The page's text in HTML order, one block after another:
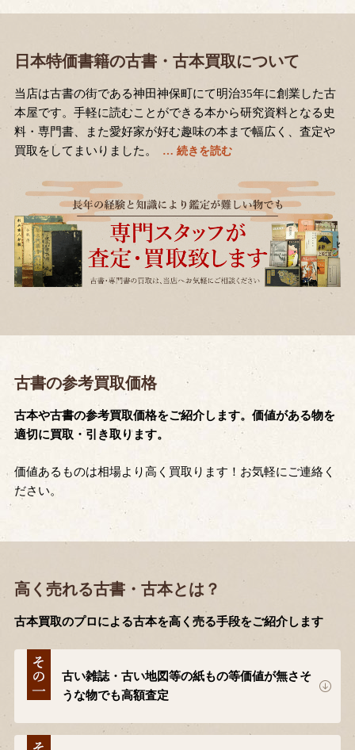
日本特価書籍の古書・古本買取について
当店は古書の街である神田神保町にて明治35年に創業した古
本屋です。手軽に読むことができる本から研究資料となる史
料・専門書、また愛好家が好む趣味の本まで幅広く、査定や
買取をしてまいりました。
古書の参考買取価格
古本や古書の参考買取価格をご紹介します。価値がある物を
適切に買取・引き取ります。
価値あるものは相場より高く買取ります！お気軽にご連絡く
ださい。
高く売れる古書・古本とは？
古本買取のプロによる古本を高く売る手段をご紹介します
古い雑誌・古い地図等の紙もの等価値が無さそ
うな物でも高額査定